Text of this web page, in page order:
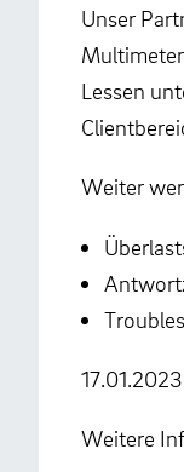
Unser
Lessen
Weiter
Weitere